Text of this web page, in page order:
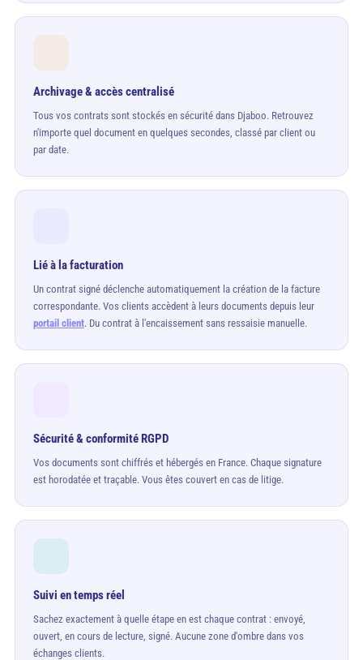
Archivage & accès centralisé
Tous vos contrats sont stockés en sécurité dans Djaboo. Retrouvez
n'importe quel document en quelques secondes, classé par client ou
par date.
Lié à la facturation
Un contrat signé déclenche automatiquement la création de la facture
correspondante. Vos clients accèdent à leurs documents depuis leur
portail client. Du contrat à l'encaissement sans ressaisie manuelle.
Sécurité & conformité RGPD
Vos documents sont chiffrés et hébergés en France. Chaque signature
est horodatée et traçable. Vous êtes couvert en cas de litige.
Suivi en temps réel
Sachez exactement à quelle étape en est chaque contrat : envoyé,
ouvert, en cours de lecture, signé. Aucune zone d'ombre dans vos
échanges clients.